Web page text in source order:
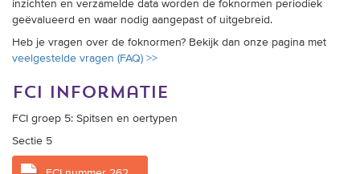
inzichten en verzamelde data worden de foknormen periodiek
geëvalueerd en waar nodig aangepast of uitgebreid.
Heb je vragen over de foknormen? Bekijk dan onze pagina met
veelgestelde vragen (FAQ) >>
fci informatie
FCI groep 5: Spitsen en oertypen
Sectie 5